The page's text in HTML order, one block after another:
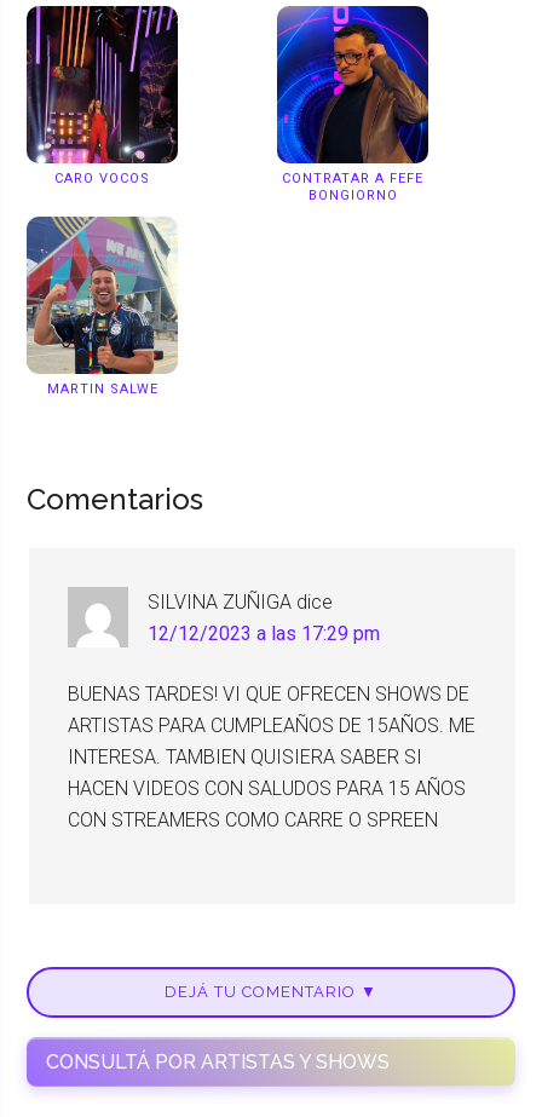
CARO VOCOS
CONTRATAR A FEFE
BONGIORNO
MARTIN SALWE
Comentarios
SILVINA ZUÑIGA dice
12/12/2023 a las 17:29 pm
BUENAS TARDES! VI QUE OFRECEN SHOWS DE
ARTISTAS PARA CUMPLEAÑOS DE 15AÑOS. ME
INTERESA. TAMBIEN QUISIERA SABER SI
HACEN VIDEOS CON SALUDOS PARA 15 AÑOS
CON STREAMERS COMO CARRE O SPREEN
DEJÁ TU COMENTARIO ▼
CONSULTÁ POR ARTISTAS Y SHOWS